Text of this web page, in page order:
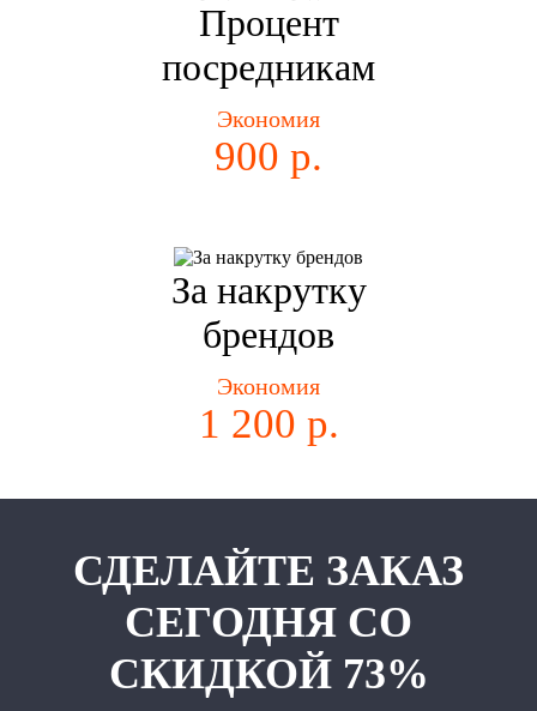
Процент
посредникам
Экономия
900 р.
За накрутку
брендов
Экономия
1 200 р.
СДЕЛАЙТЕ ЗАКАЗ
СЕГОДНЯ СО
СКИДКОЙ 73%